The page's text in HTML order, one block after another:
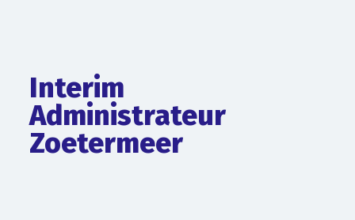
Interim
Administrateur
Zoetermeer